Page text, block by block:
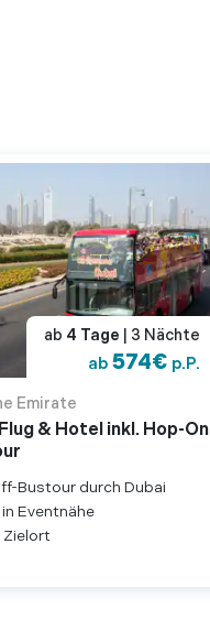
ab 4 Tage | 3 Nächte
ab 574€ p.P.
Emirate
& Hotel inkl. Hop-On
Bustour durch Dubai
Eventnähe
Zielort